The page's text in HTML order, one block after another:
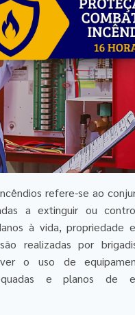
refere-se ao
a extinguir ou
à vida, propriedade
realizadas por
o uso de
e planos de